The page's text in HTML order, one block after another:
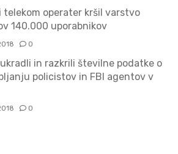
telekom operater kršil varstvo
140.000 uporabnikov
0
in razkrili številne podatke o
policistov in FBI agentov v
0